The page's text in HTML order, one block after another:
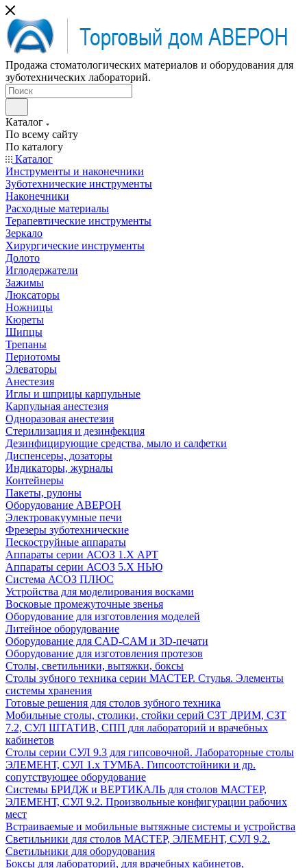
Продажа стоматологических материалов и оборудования для
зуботехнических лабораторий.
Каталог
По всему сайту
По каталогу
Каталог
Инструменты и наконечники
Зуботехнические инструменты
Наконечники
Расходные материалы
Терапевтические инструменты
Зеркало
Хирургические инструменты
Долото
Иглодержатели
Зажимы
Люксаторы
Ножницы
Кюреты
Шипцы
Трепаны
Периотомы
Элеваторы
Анестезия
Иглы и шприцы карпульные
Карпульная анестезия
Одноразовая анестезия
Стерилизация и дезинфекция
Дезинфицирующие средства, мыло и салфетки
Диспенсеры, дозаторы
Индикаторы, журналы
Контейнеры
Пакеты, рулоны
Оборудование АВЕРОН
Электровакуумные печи
Фрезеры зуботехнические
Пескоструйные аппараты
Аппараты серии АСОЗ 1.Х АРТ
Аппараты серии АСОЗ 5.Х НЬЮ
Система АСОЗ ПЛЮС
Устройства для моделирования восками
Восковые промежуточные звенья
Оборудование для изготовления моделей
Литейное оборудование
Оборудование для CAD-CAM и 3D-печати
Оборудование для изготовления протезов
Cтолы, светильники, вытяжки, боксы
Столы зубного техника серии МАСТЕР. Стулья. Элементы
системы хранения
Готовые решения для столов зубного техника
Мобильные столы, столики, стойки серий СЗТ ДРИМ, СЗТ
7.2, СУЛ ШТАТИВ, СПП для лабораторий и врачебных
кабинетов
Столы серии СУЛ 9.3 для гипсовочной. Лабораторные столы
ЭЛЕМЕНТ, СУЛ 1.х ТУМБА. Гипсоотстойники и др.
сопутствующее оборудование
Системы БРИДЖ и ВЕРТИКАЛЬ для столов МАСТЕР,
ЭЛЕМЕНТ, СУЛ 9.2. Произвольные конфигурации рабочих
мест
Встраиваемые и мобильные вытяжные системы и устройства
Светильники для столов МАСТЕР, ЭЛЕМЕНТ, СУЛ 9.2.
Светильники для оборудования
Боксы для лабораторий, для врачебных кабинетов,